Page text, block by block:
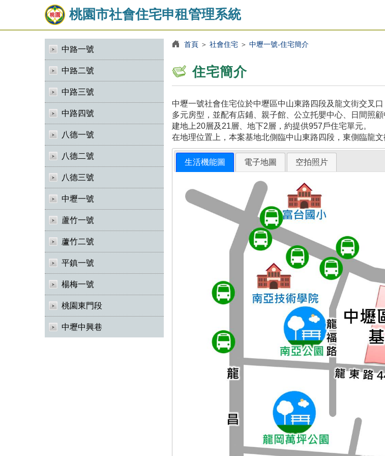
桃園市社會住宅申租管理系統
中路一號
中路二號
中路三號
中路四號
八德一號
八德二號
八德三號
中壢一號
蘆竹一號
蘆竹二號
平鎮一號
楊梅一號
桃園東門段
中壢中興巷
首頁＞ 社會住宅＞ 中壢一號-住宅簡介
住宅簡介
中壢一號社會住宅位於中壢區中山東路四段及龍文街交叉
多元房型，並配有店鋪、親子館、公立托嬰中心、日間照
建地上20層及21層、地下2層，約提供957戶住宅單元。
在地理位置上，本案基地北側臨中山東路四段，東側臨龍
生活機能圖 電子地圖 空拍照片